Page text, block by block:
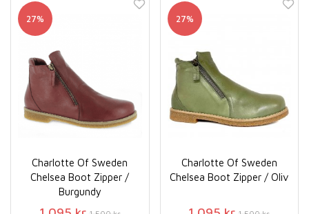
27%
Charlotte Of Sweden
Chelsea Boot Zipper /
Burgundy
27%
Charlotte Of Sweden
Chelsea Boot Zipper / Oliv